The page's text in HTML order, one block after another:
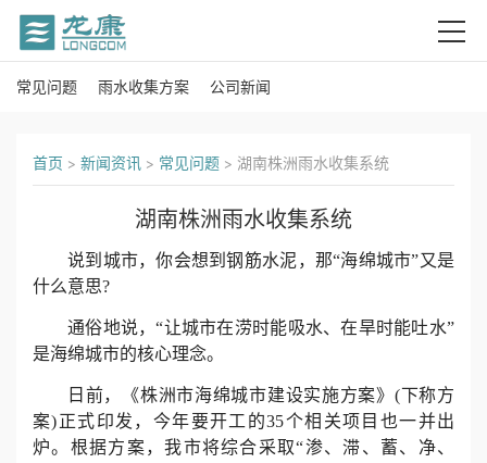
首
关
我
品
常见问题 雨水收集方案 公司新闻
首页 > 新闻资讯 > 常见问题 > 湖南株洲雨水收集系统
湖南株洲雨水收集系统
说到城市，你会想到钢筋水泥，那“海绵城市”又是
什么意思?
通俗地说，“让城市在涝时能吸水、在旱时能吐水”
是海绵城市的核心理念。
日前，《株洲市海绵城市建设实施方案》(下称方
案)正式印发，今年要开工的35个相关项目也一并出
炉。根据方案，我市将综合采取“渗、滞、蓄、净、